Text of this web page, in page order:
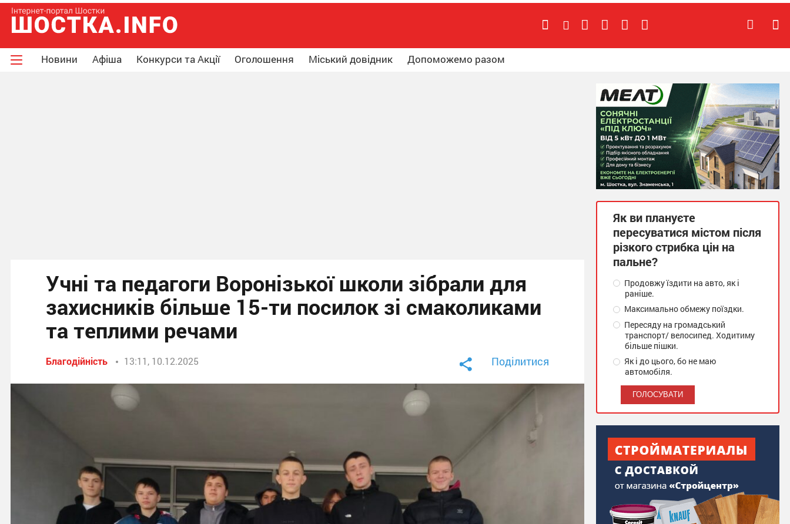
Новини Афіша Конкурси та Акції Оголошення Міський довідник Допоможемо разом
Учні та педагоги Воронізької школи зібрали для
захисників більше 15-ти посилок зі смаколиками
та теплими речами
Благодійність 13:11, 10.12.2025 Поділитися
Як ви плануєте
пересуватися містом після
різкого стрибка цін на
пальне?
Продовжу їздити на авто, як і
раніше.
Максимально обмежу поїздки.
Пересяду на громадський
транспорт/ велосипед. Ходитиму
більше пішки.
Як і до цього, бо не маю
автомобіля.